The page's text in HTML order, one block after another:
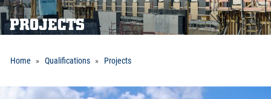
PROJECTS
Home Qualifications Projects